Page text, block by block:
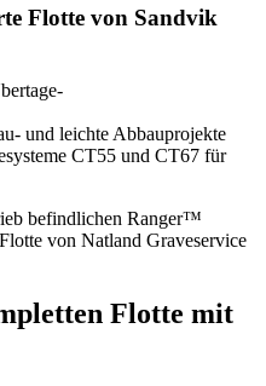
Flotte von Sandvik
und leichte Abbauprojekte
CT55 und CT67 für
befindlichen Ranger™
von Natland Graveservice
Flotte mit